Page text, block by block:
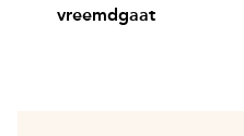
vreemdgaat